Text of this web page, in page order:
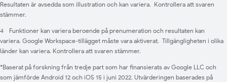
Resultaten är avsedda som illustration och kan variera. Kontrollera att svaren
stämmer.
4
Funktioner kan variera beroende på prenumeration och resultaten kan
variera. Google Workspace-tillägget måste vara aktiverat. Tillgängligheten i olika
länder kan variera. Kontrollera att svaren stämmer.
*Baserat på forskning från tredje part som har finansierats av Google LLC och
som jämförde Android 12 och iOS 15 i juni 2022. Utvärderingen baserades på